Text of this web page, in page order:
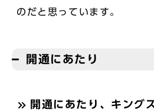
のだと思っています。
開通にあたり
開通にあたり、キング